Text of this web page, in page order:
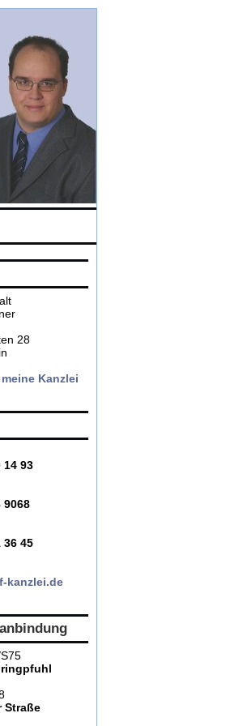
28
Kanzlei
14 93
9068
36 45
kanzlei.de
Straße